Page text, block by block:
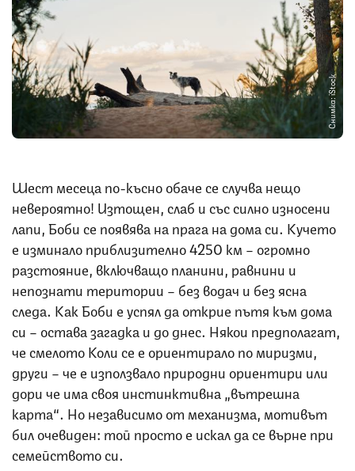
Снимка: iStock
Шест месеца по-късно обаче се случва нещо
невероятно! Изтощен, слаб и със силно износени
лапи, Боби се появява на прага на дома си. Кучето
е изминало приблизително 4250 км – огромно
разстояние, включващо планини, равнини и
непознати територии – без водач и без ясна
следа. Как Боби е успял да открие пътя към дома
си – остава загадка и до днес. Някои предполагат,
че смелото Коли се е ориентирало по миризми,
други – че е използвало природни ориентири или
дори че има своя инстинктивна „вътрешна
карта“. Но независимо от механизма, мотивът
бил очевиден: той просто е искал да се върне при
семейството си.